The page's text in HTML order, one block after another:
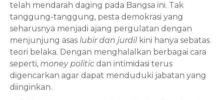
telah mendarah daging pada Bangsa ini. Tak
tanggung-tanggung, pesta demokrasi yang
seharusnya menjadi ajang pergulatan dengan
menjunjung asas lubir dan jurdil kini hanya sebatas
teori belaka. Dengan menghalalkan berbagai cara
seperti, money politic dan intimidasi terus
digencarkan agar dapat menduduki jabatan yang
diinginkan.